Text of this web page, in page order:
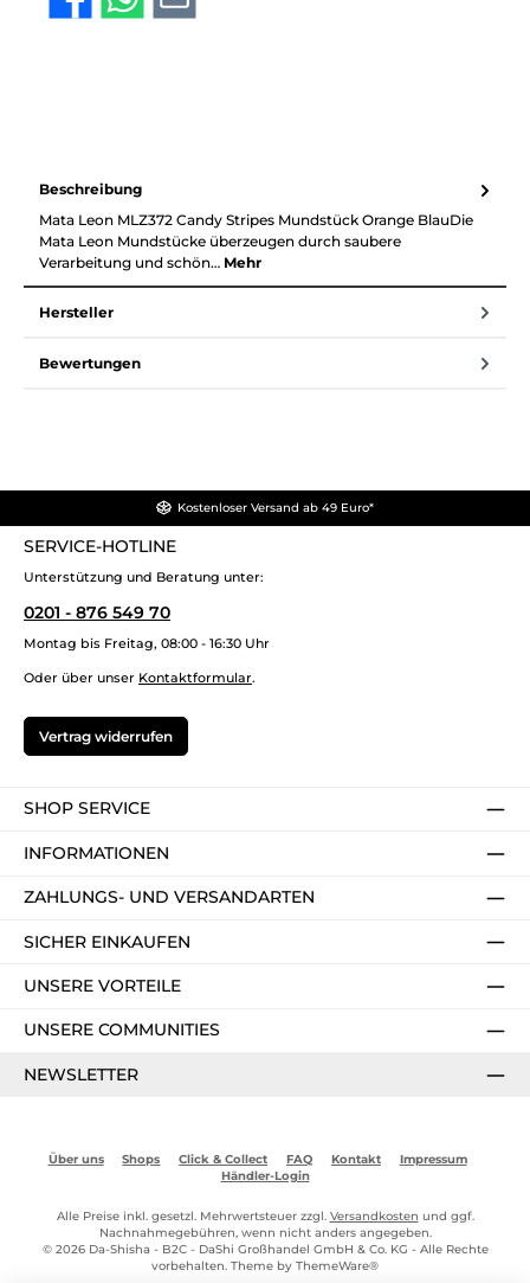
Beschreibung
Mata Leon MLZ372 Candy Stripes Mundstück Orange BlauDie
Mata Leon Mundstücke überzeugen durch saubere
Verarbeitung und schön… Mehr
Hersteller
Bewertungen
Kostenloser Versand ab 49 Euro*
SERVICE-HOTLINE
Unterstützung und Beratung unter:
0201 - 876 549 70
Montag bis Freitag, 08:00 - 16:30 Uhr
Oder über unser Kontaktformular.
Vertrag widerrufen
SHOP SERVICE
INFORMATIONEN
ZAHLUNGS- UND VERSANDARTEN
SICHER EINKAUFEN
UNSERE VORTEILE
UNSERE COMMUNITIES
NEWSLETTER
Über uns Shops Click & Collect FAQ Kontakt
Impressum
Händler-Login
Alle Preise inkl. gesetzl. Mehrwertsteuer zzgl. Versandkosten und ggf.
Nachnahmegebühren, wenn nicht anders angegeben.
© 2026 Da-Shisha - B2C - DaShi Großhandel GmbH & Co. KG - Alle Rechte
vorbehalten. Theme by ThemeWare®